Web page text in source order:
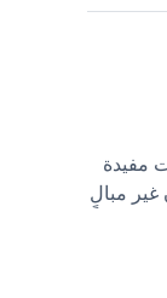
مفيدة
غير مبالٍ